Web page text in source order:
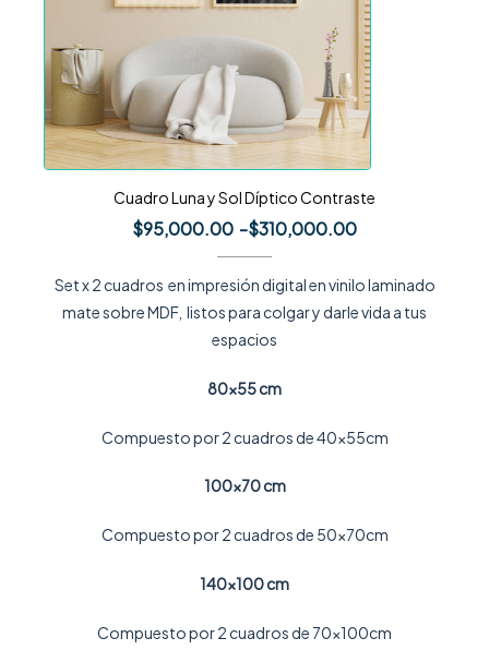
Cuadro Luna y Sol Díptico Contraste
$95,000.00 -$310,000.00
Set x 2 cuadros en impresión digital en vinilo laminado
mate sobre MDF, listos para colgar y darle vida a tus
espacios
80×55 cm
Compuesto por 2 cuadros de 40x55cm
100×70 cm
Compuesto por 2 cuadros de 50x70cm
140×100 cm
Compuesto por 2 cuadros de 70x100cm